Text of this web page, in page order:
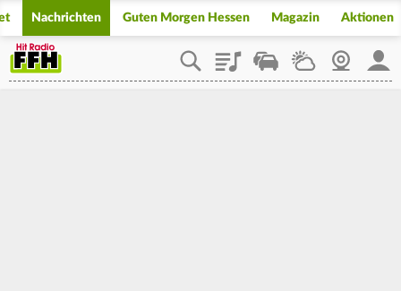
Nachrichten Guten Morgen Hessen Magazin Aktionen
PlaylistStaupilotWetterWebcam